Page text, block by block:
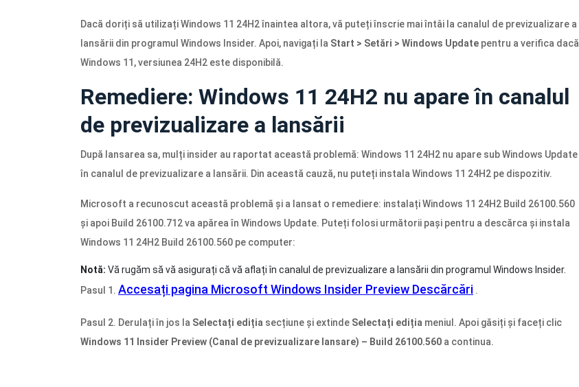
Dacă doriți să utilizați Windows 11 24H2 înaintea altora, vă puteți înscrie mai întâi la canalul de previzualizare a
lansării din programul Windows Insider. Apoi, navigați la Start > Setări > Windows Update pentru a verifica dacă
Windows 11, versiunea 24H2 este disponibilă.
Remediere: Windows 11 24H2 nu apare în canalul
de previzualizare a lansării
După lansarea sa, mulți insider au raportat această problemă: Windows 11 24H2 nu apare sub Windows Update
în canalul de previzualizare a lansării. Din această cauză, nu puteți instala Windows 11 24H2 pe dispozitiv.
Microsoft a recunoscut această problemă și a lansat o remediere: instalați Windows 11 24H2 Build 26100.560
și apoi Build 26100.712 va apărea în Windows Update. Puteți folosi următorii pași pentru a descărca și instala
Windows 11 24H2 Build 26100.560 pe computer:
Notă: Vă rugăm să vă asigurați că vă aflați în canalul de previzualizare a lansării din programul Windows Insider.
Pasul 1. Accesați pagina Microsoft Windows Insider Preview Descărcări .
Pasul 2. Derulați în jos la Selectați ediția secțiune și extinde Selectați ediția meniul. Apoi găsiți și faceți clic
Windows 11 Insider Preview (Canal de previzualizare lansare) – Build 26100.560 a continua.